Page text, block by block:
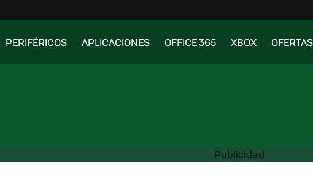
PERIFÉRICOS APLICACIONES OFFICE 365 XBOX